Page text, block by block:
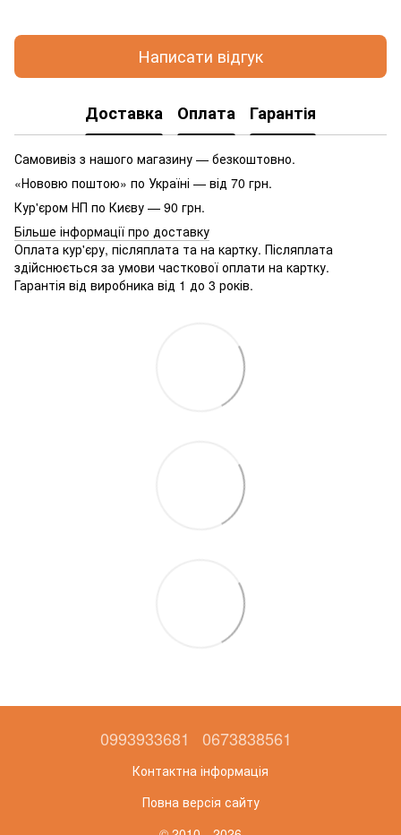
Написати відгук
Доставка Оплата Гарантія
Самовивіз з нашого магазину — безкоштовно.
«Нововю поштою» по Україні — від 70 грн.
Кур'єром НП по Києву — 90 грн.
Більше інформації про доставку
Оплата кур'єру, післяплата та на картку. Післяплата
здійснюється за умови часткової оплати на картку.
Гарантія від виробника від 1 до 3 років.
0993933681 0673838561
Контактна інформація
Повна версія сайту